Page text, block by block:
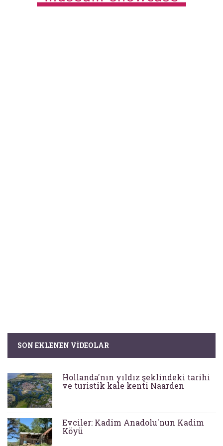
SON EKLENEN VIDEOLAR
Hollanda'nın yıldız şeklindeki tarihi
ve turistik kale kenti Naarden
Evciler: Kadim Anadolu'nun Kadim
Köyü